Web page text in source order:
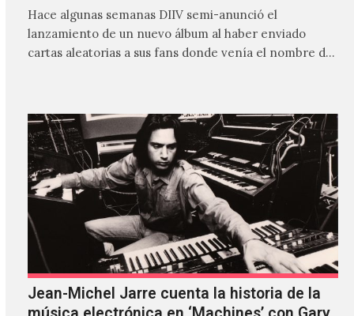
Hace algunas semanas DIIV semi-anunció el
lanzamiento de un nuevo álbum al haber enviado
cartas aleatorias a sus fans donde venía el nombre de
Jean-Michel Jarre cuenta la historia de la